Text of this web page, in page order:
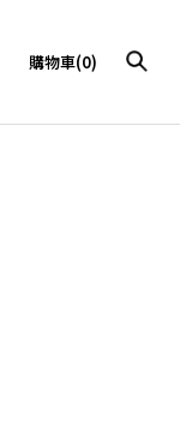
購物車(0)